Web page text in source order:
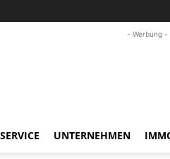
- Werbung -
SERVICE UNTERNEHMEN